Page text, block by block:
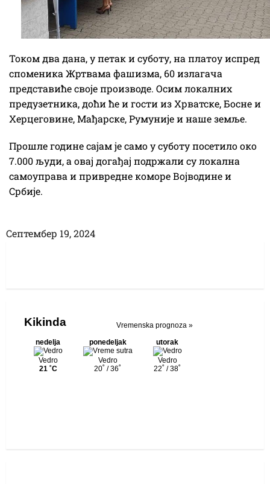
Током два дана, у петак и суботу, на платоу испред
споменика Жртвама фашизма, 60 излагача
представиће своје производе. Осим локалних
предузетника, доћи ће и гости из Хрватске, Босне и
Херцеговине, Мађарске, Румуније и наше земље.
Прошле године сајам је само у суботу посетило око
7.000 људи, а овај догађај подржали су локална
самоуправа и привредне коморе Војводине и
Србије.
Септембер 19, 2024